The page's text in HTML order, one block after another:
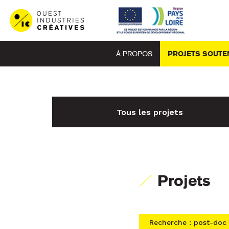
À PROPOS PROJETS
Tous les projets
Projets
Recherche : post-doc